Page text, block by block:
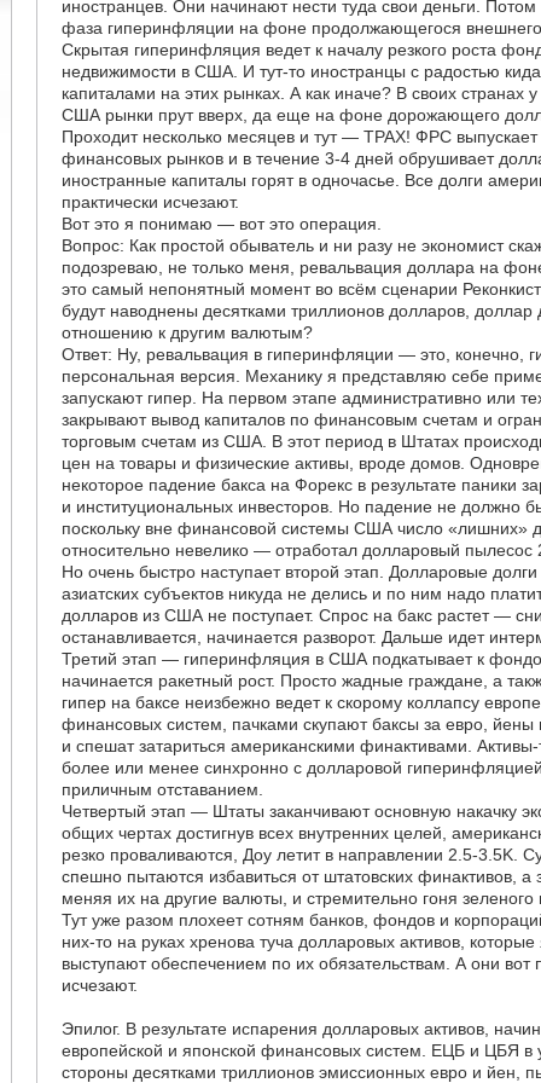
иностранцев. Они начинают нести туда свои деньги. Потом
фаза гиперинфляции на фоне продолжающегося
Скрытая гиперинфляция ведет к началу резкого роста
недвижимости в США. И тут-то иностранцы с радостью
капиталами на этих рынках. А как иначе? В своих странах
США рынки прут вверх, да еще на фоне дорожающего
Проходит несколько месяцев и тут — ТРАХ! ФРС
финансовых рынков и в течение 3-4 дней обрушивает
иностранные капиталы горят в одночасье. Все долги
практически исчезают.
Вот это я понимаю — вот это операция.
Вопрос: Как простой обыватель и ни разу не экономист
подозреваю, не только меня, ревальвация доллара на
это самый непонятный момент во всём сценарии
будут наводнены десятками триллионов долларов,
отношению к другим валютым?
Ответ: Ну, ревальвация в гиперинфляции — это, конечно,
персональная версия. Механику я представляю себе
запускают гипер. На первом этапе административно или
закрывают вывод капиталов по финансовым счетам и
торговым счетам из США. В этот период в Штатах
цен на товары и физические активы, вроде домов.
некоторое падение бакса на Форекс в результате паники
и институциональных инвесторов. Но падение не должно
поскольку вне финансовой системы США число «лишних»
относительно невелико — отработал долларовый пылесос
Но очень быстро наступает второй этап. Долларовые
азиатских субъектов никуда не делись и по ним надо
долларов из США не поступает. Спрос на бакс растет —
останавливается, начинается разворот. Дальше идет
Третий этап — гиперинфляция в США подкатывает к
начинается ракетный рост. Просто жадные граждане, а
гипер на баксе неизбежно ведет к скорому коллапсу
финансовых систем, пачками скупают баксы за евро,
и спешат затариться американскими финактивами.
более или менее синхронно с долларовой
приличным отставанием.
Четвертый этап — Штаты заканчивают основную накачку
общих чертах достигнув всех внутренних целей,
резко проваливаются, Доу летит в направлении 2.5-3.5K.
спешно пытаются избавиться от штатовских финактивов, а
меняя их на другие валюты, и стремительно гоня
Тут уже разом плохеет сотням банков, фондов и
них-то на руках хренова туча долларовых активов,
выступают обеспечением по их обязательствам. А они вот
исчезают.
Эпилог. В результате испарения долларовых активов,
европейской и японской финансовых систем. ЕЦБ и ЦБЯ в
стороны десятками триллионов эмиссионных евро и йен,